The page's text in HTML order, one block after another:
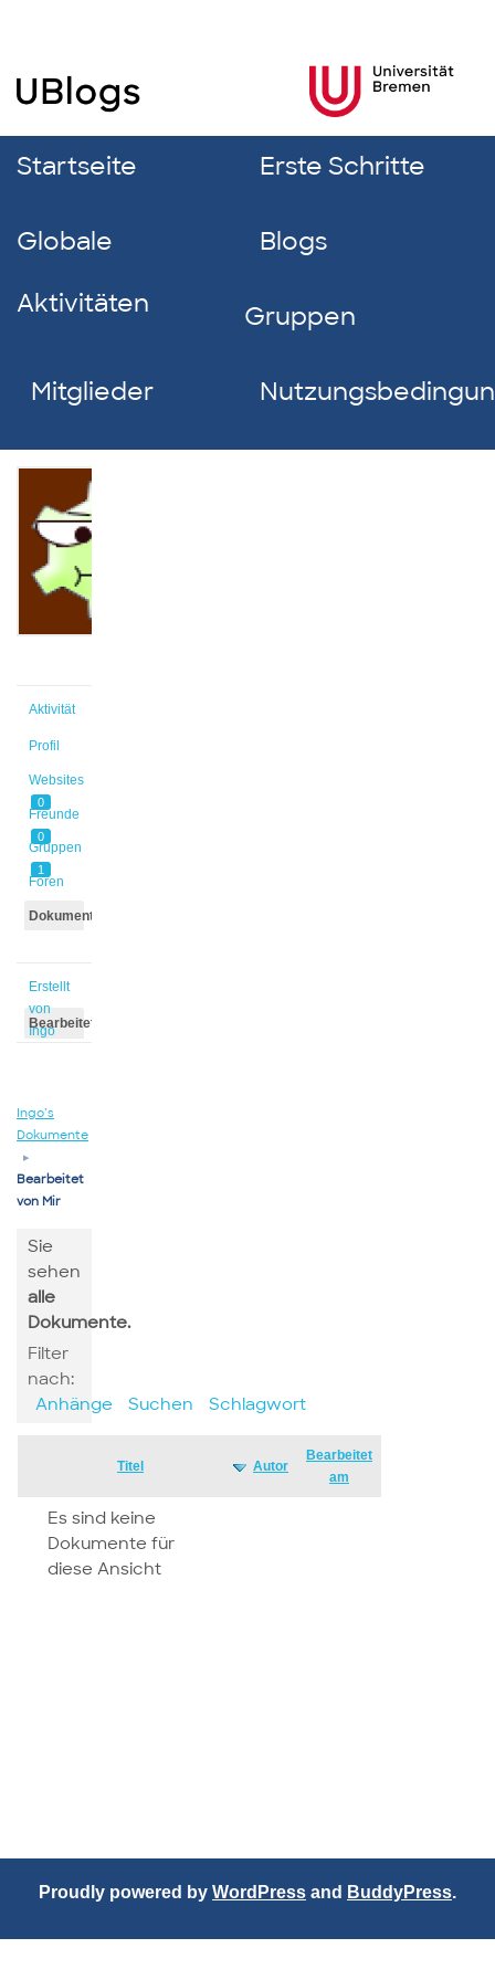
Startseite Erste Schritte
Globale
Aktivitäten
Blogs
Gruppen
Mitglieder
Aktivität
Profil
Websites
0
Freunde
0
Gruppen
1
Foren
Dokumente
Erstellt
von
Ingo
Bearbeitet
Ingo’s
Dokumente
▸
Bearbeitet
von Mir
Sie
sehen
alle
Dokumente.
Filter
nach:
Anhänge
Suchen Schlagwort
Titel Autor
Bearbeitet
am
Es sind keine
Dokumente für
diese Ansicht
Proudly powered by WordPress and BuddyPress.